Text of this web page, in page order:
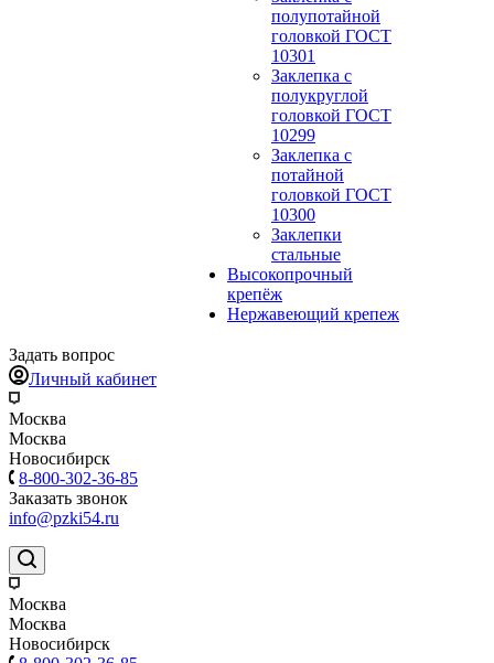
полупотайной
головкой ГОСТ
10301
Заклепка с
полукруглой
головкой ГОСТ
10299
Заклепка с
потайной
головкой ГОСТ
10300
Заклепки
стальные
Высокопрочный
крепёж
Нержавеющий крепеж
Задать вопрос
Личный кабинет
Москва
Москва
Новосибирск
8-800-302-36-85
Заказать звонок
info@pzki54.ru
Москва
Москва
Новосибирск